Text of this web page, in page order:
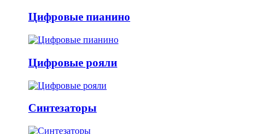
Цифровые пианино
Цифровые рояли
Синтезаторы